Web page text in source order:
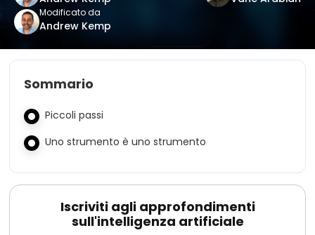
Modificato da
Andrew Kemp
Sommario
Piccoli passi
Uno strumento è uno strumento
Iscriviti agli approfondimenti
sull'intelligenza artificiale